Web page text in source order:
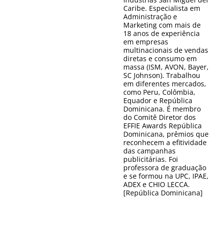
Caribe. Especialista em
Administração e
Marketing com mais de
18 anos de experiência
em empresas
multinacionais de vendas
diretas e consumo em
massa (ISM, AVON, Bayer,
SC Johnson). Trabalhou
em diferentes mercados,
como Peru, Colômbia,
Equador e República
Dominicana. É membro
do Comitê Diretor dos
EFFIE Awards República
Dominicana, prêmios que
reconhecem a efitividade
das campanhas
publicitárias. Foi
professora de graduação
e se formou na UPC, IPAE,
ADEX e CHIO LECCA.
[República Dominicana]